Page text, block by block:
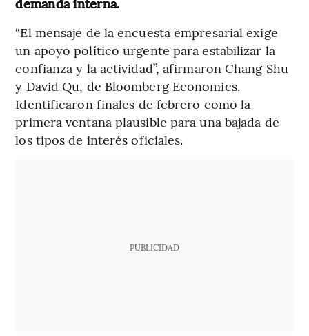
“El mensaje de la encuesta empresarial exige
un apoyo político urgente para estabilizar la
confianza y la actividad”, afirmaron Chang Shu
y David Qu, de Bloomberg Economics.
Identificaron finales de febrero como la
primera ventana plausible para una bajada de
los tipos de interés oficiales.
PUBLICIDAD